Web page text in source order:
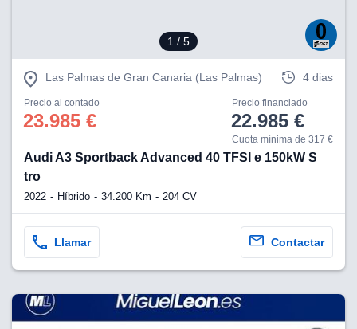
1 / 5
Las Palmas de Gran Canaria (Las Palmas) 4 dias
Precio al contado
23.985 €
Precio financiado
22.985 €
Cuota mínima de 317 €
Audi A3 Sportback Advanced 40 TFSI e 150kW S
tro
2022 Híbrido 34.200 Km 204 CV
Llamar Contactar